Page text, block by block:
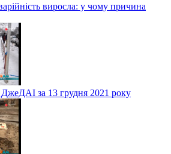
виросла: у чому причина
за 13 грудня 2021 року